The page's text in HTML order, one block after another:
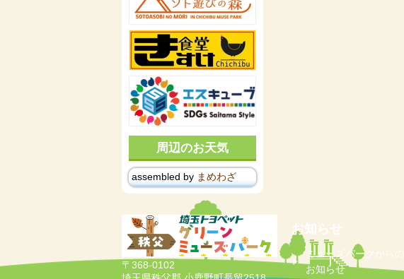
周辺のお天気
assembled by まめわざ
〒368-0102
お知らせ
ミューズパークからの
お知らせ